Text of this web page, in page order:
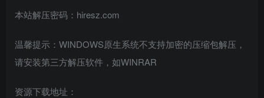
本站解压密码：hiresz.com
温馨提示：WINDOWS原生系统不支持加密的压缩包解压，
请安装第三方解压软件，如WINRAR
资源下载地址：